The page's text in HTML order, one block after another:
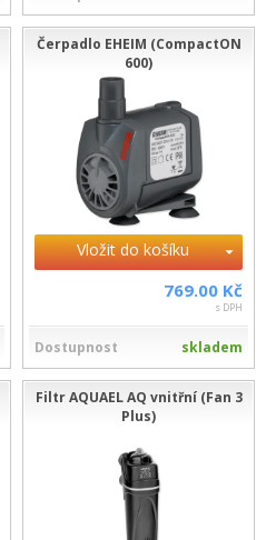
Čerpadlo EHEIM (CompactON
600)
Vložit do košíku
769.00 Kč
s DPH
Dostupnost skladem
Filtr AQUAEL AQ vnitřní (Fan 3
Plus)